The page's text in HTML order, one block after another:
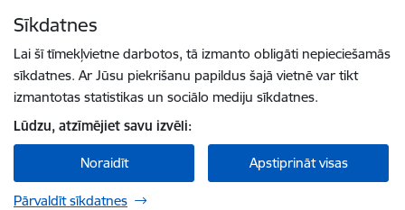
Sīkdatnes
Lai šī tīmekļvietne darbotos, tā izmanto obligāti nepieciešamās
sīkdatnes. Ar Jūsu piekrišanu papildus šajā vietnē var tikt
izmantotas statistikas un sociālo mediju sīkdatnes.
Lūdzu, atzīmējiet savu izvēli:
Noraidīt Apstiprināt visas
Pārvaldīt sīkdatnes